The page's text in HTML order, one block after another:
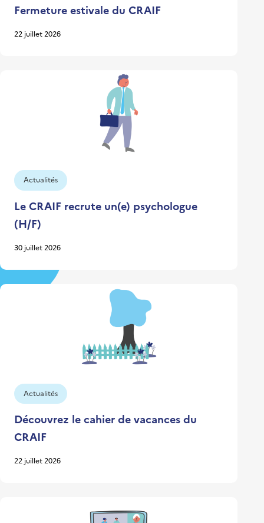
Fermeture estivale du CRAIF
22 juillet 2026
Actualités
Le CRAIF recrute un(e) psychologue
(H/F)
30 juillet 2026
Actualités
Découvrez le cahier de vacances du
CRAIF
22 juillet 2026